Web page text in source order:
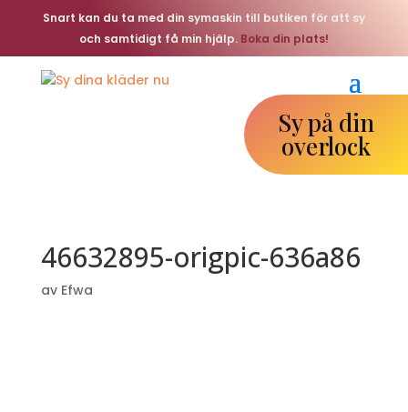
Snart kan du ta med din symaskin till butiken för att sy
och samtidigt få min hjälp. Boka din plats!
Sy på din
overlock
46632895-origpic-636a86
av Efwa